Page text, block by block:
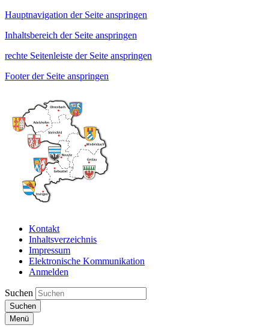
Hauptnavigation der Seite anspringen
Inhaltsbereich der Seite anspringen
rechte Seitenleiste der Seite anspringen
Footer der Seite anspringen
Kontakt
Inhaltsverzeichnis
Impressum
Elektronische Kommunikation
Anmelden
Suchen
Suchen
Menü